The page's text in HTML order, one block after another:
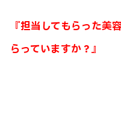
『担当してもらった美
らっていますか？』